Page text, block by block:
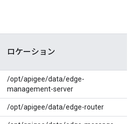
ロケーション
/opt/apigee/data/edge-
management-server
/opt/apigee/data/edge-router